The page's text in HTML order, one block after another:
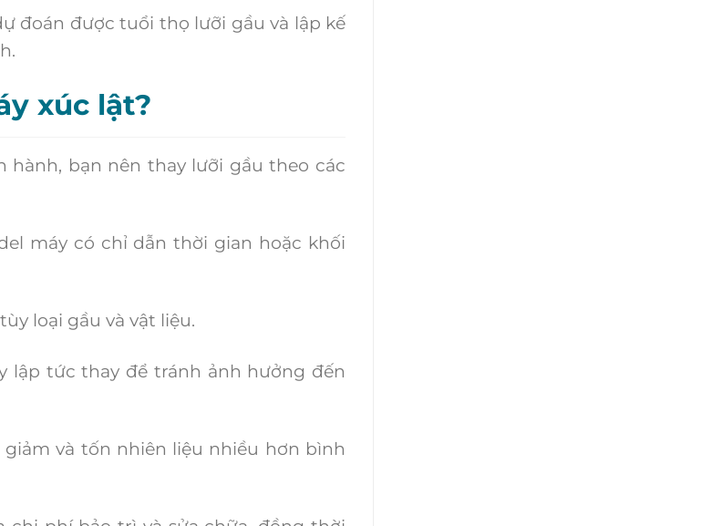
đoán được tuổi thọ lưỡi gầu và lập kế
xúc lật?
bạn nên thay lưỡi gầu theo các
máy có chỉ dẫn thời gian hoặc khối
loại gầu và vật liệu.
tức thay để tránh ảnh hưởng đến
và tốn nhiên liệu nhiều hơn bình